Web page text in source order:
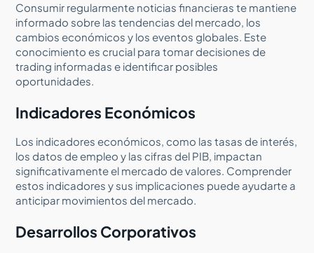
Consumir regularmente noticias financieras te mantiene
informado sobre las tendencias del mercado, los
cambios económicos y los eventos globales. Este
conocimiento es crucial para tomar decisiones de
trading informadas e identificar posibles
oportunidades.
Indicadores Económicos
Los indicadores económicos, como las tasas de interés,
los datos de empleo y las cifras del PIB, impactan
significativamente el mercado de valores. Comprender
estos indicadores y sus implicaciones puede ayudarte a
anticipar movimientos del mercado.
Desarrollos Corporativos